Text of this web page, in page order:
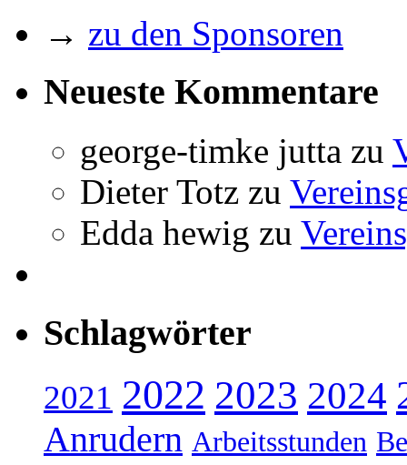
→ zu den Sponsoren
Neueste Kommentare
george-timke jutta zu
Dieter Totz zu
Edda hewig zu
Schlagwörter
2021 2022 2023 2024
Anrudern Arbeitsstunden